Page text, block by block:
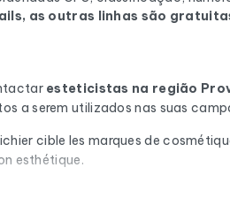
as outras linhas são
esteticistas na região
a serem utilizados nas suas
cible les marques de
esthétique.
através do Cleanmylist.email